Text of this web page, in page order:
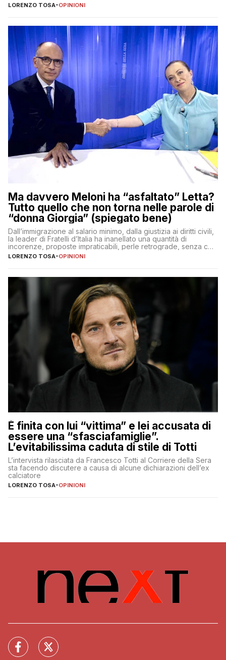
LORENZO TOSA-OPINIONI
Ma davvero Meloni ha “asfaltato” Letta?
Tutto quello che non torna nelle parole di
“donna Giorgia” (spiegato bene)
Dall’immigrazione al salario minimo, dalla giustizia ai diritti civili,
la leader di Fratelli d’Italia ha inanellato una quantità di
incorenze, proposte impraticabili, perle retrograde, senza che
nessuno – a destra come a sinistra – glielo abbia fatto notare
LORENZO TOSA-OPINIONI
È finita con lui “vittima” e lei accusata di
essere una “sfasciafamiglie”.
L’evitabilissima caduta di stile di Totti
L’intervista rilasciata da Francesco Totti al Corriere della Sera
sta facendo discutere a causa di alcune dichiarazioni dell’ex
calciatore
LORENZO TOSA-OPINIONI